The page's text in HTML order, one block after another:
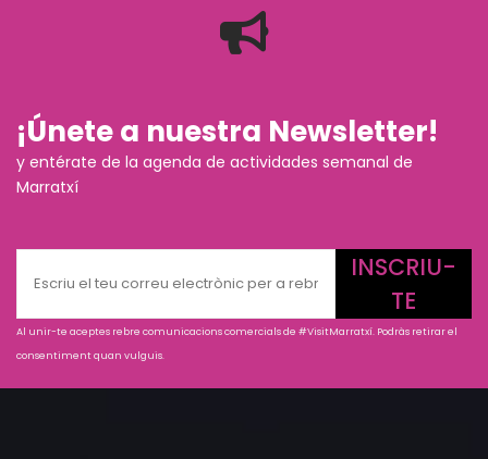
¡Únete a nuestra Newsletter!
y entérate de la agenda de actividades semanal de
Marratxí
INSCRIU-
TE
Al unir-te aceptes rebre comunicacions comercials de #VisitMarratxí. Podràs retirar el
consentiment quan vulguis.